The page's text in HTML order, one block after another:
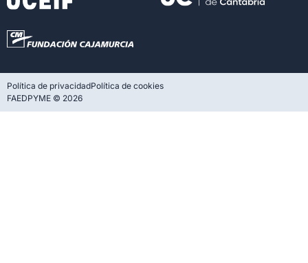
FAEDPYME © 2026
Política de privacidadPolítica de cookies